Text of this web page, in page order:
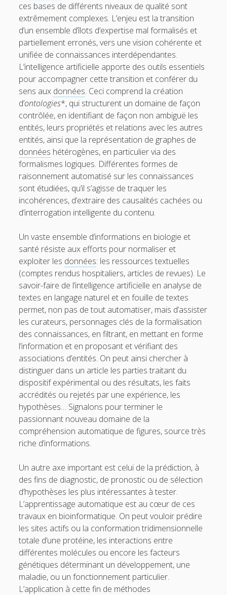
ces bases de différents niveaux de qualité sont
extrêmement complexes. L’enjeu est la transition
d’un ensemble d’îlots d’expertise mal formalisés et
partiellement erronés, vers une vision cohérente et
unifiée de connaissances interdépendantes.
L’intelligence artificielle apporte des outils essentiels
pour accompagner cette transition et conférer du
sens aux données. Ceci comprend la création
d’ontologies*, qui structurent un domaine de façon
contrôlée, en identifiant de façon non ambiguë les
entités, leurs propriétés et relations avec les autres
entités, ainsi que la représentation de graphes de
données hétérogènes, en particulier via des
formalismes logiques. Différentes formes de
raisonnement automatisé sur les connaissances
sont étudiées, qu’il s’agisse de traquer les
incohérences, d’extraire des causalités cachées ou
d’interrogation intelligente du contenu.
Un vaste ensemble d’informations en biologie et
santé résiste aux efforts pour normaliser et
exploiter les données: les ressources textuelles
(comptes rendus hospitaliers, articles de revues). Le
savoir-faire de l’intelligence artificielle en analyse de
textes en langage naturel et en fouille de textes
permet, non pas de tout automatiser, mais d’assister
les curateurs, personnages clés de la formalisation
des connaissances, en filtrant, en mettant en forme
l’information et en proposant et vérifiant des
associations d’entités. On peut ainsi chercher à
distinguer dans un article les parties traitant du
dispositif expérimental ou des résultats, les faits
accrédités ou rejetés par une expérience, les
hypothèses… Signalons pour terminer le
passionnant nouveau domaine de la
compréhension automatique de figures, source très
riche d’informations.
Un autre axe important est celui de la prédiction, à
des fins de diagnostic, de pronostic ou de sélection
d’hypothèses les plus intéressantes à tester.
L’apprentissage automatique est au cœur de ces
travaux en bioinformatique. On peut vouloir prédire
les sites actifs ou la conformation tridimensionnelle
totale d’une protéine, les interactions entre
différentes molécules ou encore les facteurs
génétiques déterminant un développement, une
maladie, ou un fonctionnement particulier.
L’application à cette fin de méthodes